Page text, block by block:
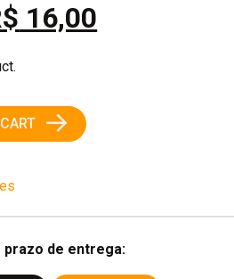
16,00
→
de entrega: